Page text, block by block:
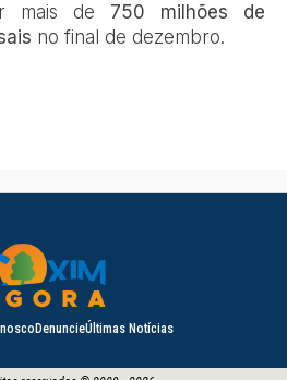
mais de 750 milhões de
no final de dezembro.
DenuncieÚltimas Notícias